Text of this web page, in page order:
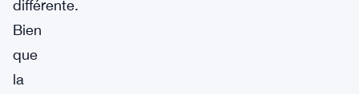
différente.
Bien
que
la